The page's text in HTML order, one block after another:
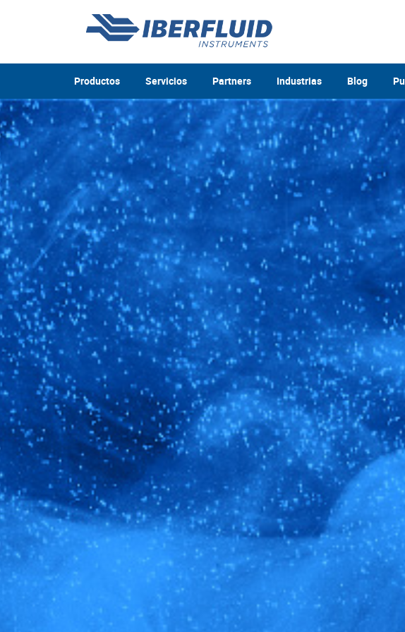
Productos Servicios Partners Industrias Blog